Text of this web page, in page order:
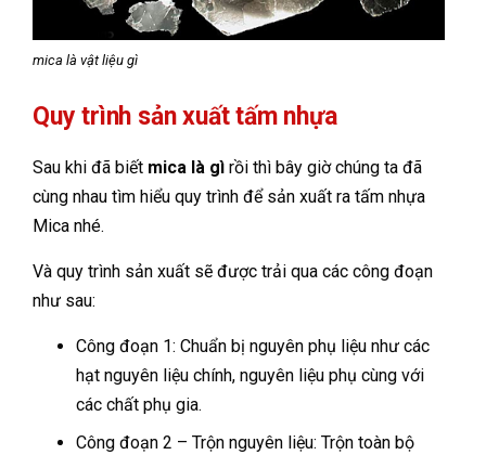
mica là vật liệu gì
Quy trình sản xuất tấm nhựa
Sau khi đã biết mica là gì rồi thì bây giờ chúng ta đã
cùng nhau tìm hiểu quy trình để sản xuất ra tấm nhựa
Mica nhé.
Và quy trình sản xuất sẽ được trải qua các công đoạn
như sau:
Công đoạn 1: Chuẩn bị nguyên phụ liệu như các
hạt nguyên liệu chính, nguyên liệu phụ cùng với
các chất phụ gia.
Công đoạn 2 – Trộn nguyên liệu: Trộn toàn bộ